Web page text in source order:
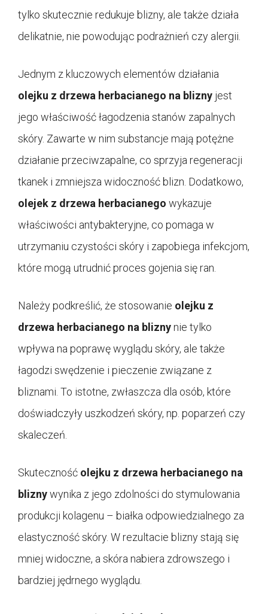
tylko skutecznie redukuje blizny, ale także działa
delikatnie, nie powodując podrażnień czy alergii.
Jednym z kluczowych elementów działania
olejku z drzewa herbacianego na blizny jest
jego właściwość łagodzenia stanów zapalnych
skóry. Zawarte w nim substancje mają potężne
działanie przeciwzapalne, co sprzyja regeneracji
tkanek i zmniejsza widoczność blizn. Dodatkowo,
olejek z drzewa herbacianego wykazuje
właściwości antybakteryjne, co pomaga w
utrzymaniu czystości skóry i zapobiega infekcjom,
które mogą utrudnić proces gojenia się ran.
Należy podkreślić, że stosowanie olejku z
drzewa herbacianego na bliznynie tylko
wpływa na poprawę wyglądu skóry, ale także
łagodzi swędzenie i pieczenie związane z
bliznami. To istotne, zwłaszcza dla osób, które
doświadczyły uszkodzeń skóry, np. poparzeń czy
skaleczeń.
Skuteczność olejku z drzewa herbacianego na
bliznywynika z jego zdolności do stymulowania
produkcji kolagenu – białka odpowiedzialnego za
elastyczność skóry. W rezultacie blizny stają się
mniej widoczne, a skóra nabiera zdrowszego i
bardziej jędrnego wyglądu.